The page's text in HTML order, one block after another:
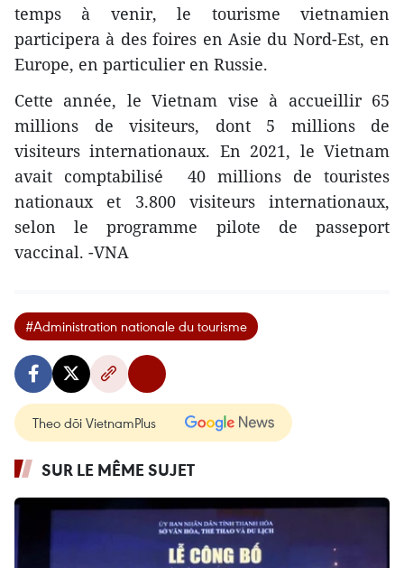
temps à venir, le tourisme vietnamien
participera à des foires en Asie du Nord-Est, en
Europe, en particulier en Russie.
Cette année, le Vietnam vise à accueillir 65
millions de visiteurs, dont 5 millions de
visiteurs internationaux. En 2021, le Vietnam
avait comptabilisé 40 millions de touristes
nationaux et 3.800 visiteurs internationaux,
selon le programme pilote de passeport
vaccinal. -VNA
#Administration nationale du tourisme
Theo dõi VietnamPlus
SUR LE MÊME SUJET